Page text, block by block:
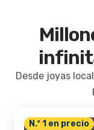
Desde joyas
N.º 1 en precio